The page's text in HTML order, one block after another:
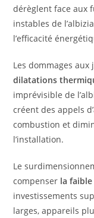
dérèglent face aux
instables de
l’efficacité
Les dommages
dilatations
imprévisible de
créent des appels
combustion et
l’installation.
Le
compenser la faible
investissements
larges, appareils